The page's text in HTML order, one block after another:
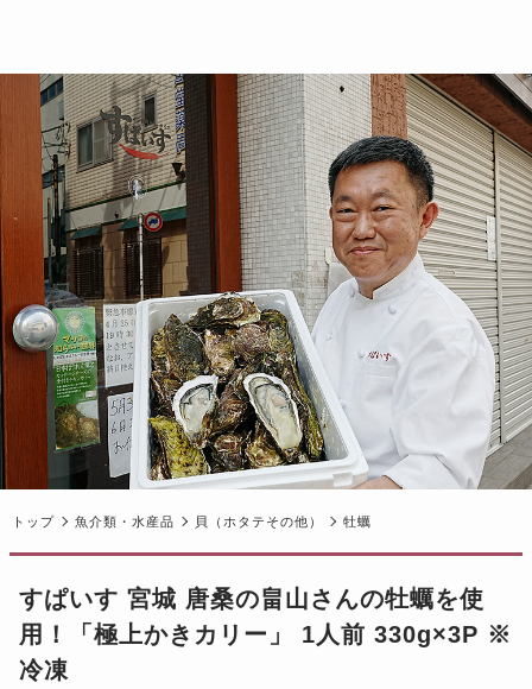
トップ 魚介類・水産品 貝（ホタテその他） 牡蠣
すぱいす 宮城 唐桑の畠山さんの牡蠣を使
用！「極上かきカリー」 1人前 330g×3P ※
冷凍